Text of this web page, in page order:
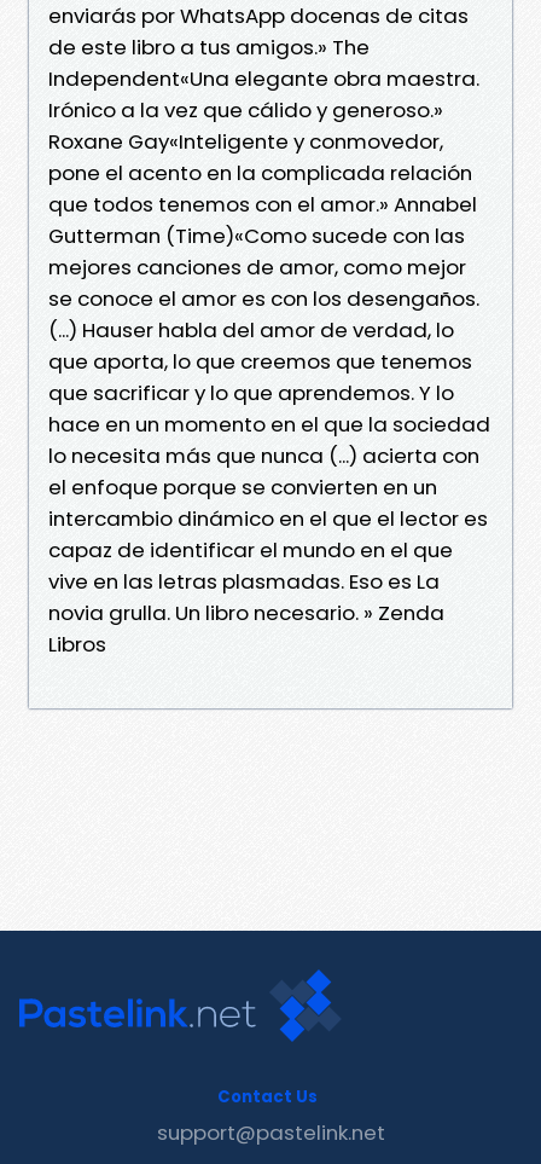
enviarás por WhatsApp docenas de citas
de este libro a tus amigos.» The
Independent«Una elegante obra maestra.
Irónico a la vez que cálido y generoso.»
Roxane Gay«Inteligente y conmovedor,
pone el acento en la complicada relación
que todos tenemos con el amor.» Annabel
Gutterman (Time)«Como sucede con las
mejores canciones de amor, como mejor
se conoce el amor es con los desengaños.
(...) Hauser habla del amor de verdad, lo
que aporta, lo que creemos que tenemos
que sacrificar y lo que aprendemos. Y lo
hace en un momento en el que la sociedad
lo necesita más que nunca (...) acierta con
el enfoque porque se convierten en un
intercambio dinámico en el que el lector es
capaz de identificar el mundo en el que
vive en las letras plasmadas. Eso es La
novia grulla. Un libro necesario. » Zenda
Libros
Contact Us
support@pastelink.net